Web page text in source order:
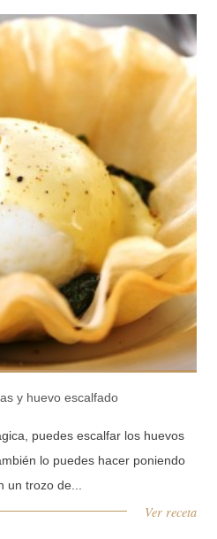
y huevo escalfado
puedes escalfar los huevos
lo puedes hacer poniendo
trozo de...
Ver receta